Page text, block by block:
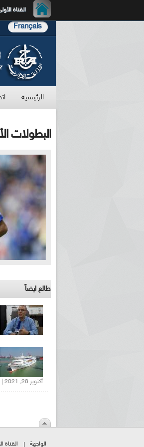
القناة
Français
الرئيسية
البطولات
طالع ايضاً
أكتوبر 28, 2021 |
الواجهة القناة